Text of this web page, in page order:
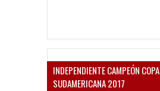
INDEPENDIENTE CAMPEÓN COPA
SUDAMERICANA 2017